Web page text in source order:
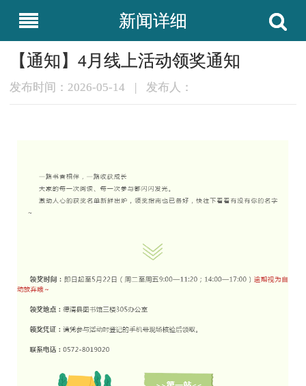
新闻详细
【通知】4月线上活动领奖通知
发布时间：2026-05-14 发布人：